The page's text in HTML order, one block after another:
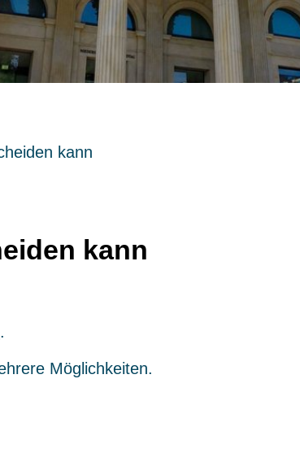
kann
kann
.
Möglichkeiten.